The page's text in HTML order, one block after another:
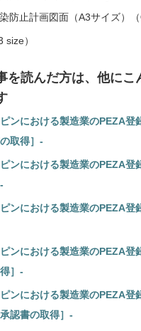
染防止計画図面（A3サイズ）
size）
を読んだ方は、他にこ
ンにおける製造業のPEZA登
取得］-
ンにおける製造業のPEZA登
ンにおける製造業のPEZA登
ンにおける製造業のPEZA登
］-
ンにおける製造業のPEZA登
認書の取得］-